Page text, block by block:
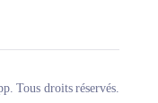
Tous droits réservés.